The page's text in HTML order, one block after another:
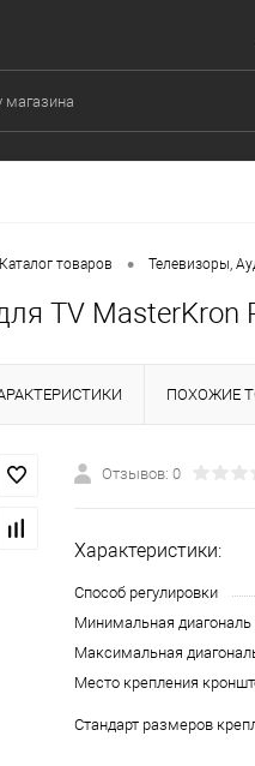
Каталог товаров • Телевизоры,
TV MasterKron
ПОХОЖИЕ
Отзывов: 0
Характеристики:
Способ регулировки
Минимальная диагональ
Максимальная
Место крепления
Стандарт размеров